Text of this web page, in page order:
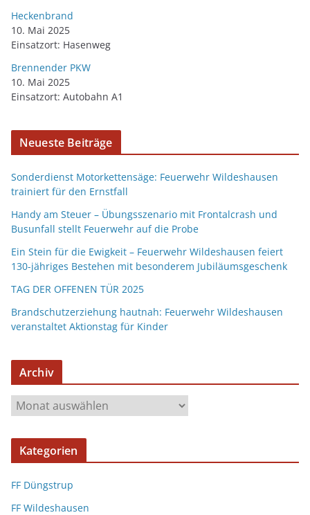
Heckenbrand
10. Mai 2025
Einsatzort: Hasenweg
Brennender PKW
10. Mai 2025
Einsatzort: Autobahn A1
Neueste Beiträge
Sonderdienst Motorkettensäge: Feuerwehr Wildeshausen
trainiert für den Ernstfall
Handy am Steuer – Übungsszenario mit Frontalcrash und
Busunfall stellt Feuerwehr auf die Probe
Ein Stein für die Ewigkeit – Feuerwehr Wildeshausen feiert
130-jähriges Bestehen mit besonderem Jubiläumsgeschenk
TAG DER OFFENEN TÜR 2025
Brandschutzerziehung hautnah: Feuerwehr Wildeshausen
veranstaltet Aktionstag für Kinder
Archiv
Kategorien
FF Düngstrup
FF Wildeshausen